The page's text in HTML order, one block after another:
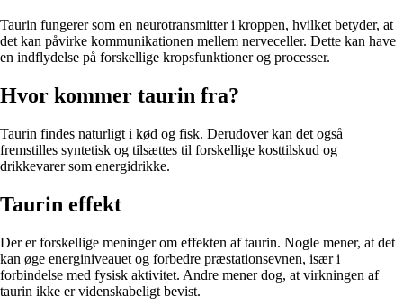
Taurin fungerer som en neurotransmitter i kroppen, hvilket betyder, at
det kan påvirke kommunikationen mellem nerveceller. Dette kan have
en indflydelse på forskellige kropsfunktioner og processer.
Hvor kommer taurin fra?
Taurin findes naturligt i kød og fisk. Derudover kan det også
fremstilles syntetisk og tilsættes til forskellige kosttilskud og
drikkevarer som energidrikke.
Taurin effekt
Der er forskellige meninger om effekten af taurin. Nogle mener, at det
kan øge energiniveauet og forbedre præstationsevnen, især i
forbindelse med fysisk aktivitet. Andre mener dog, at virkningen af
taurin ikke er videnskabeligt bevist.